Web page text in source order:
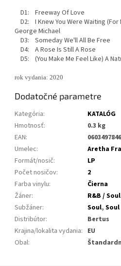
D1: Freeway Of Love
D2: I Knew You Were Waiting (For
George Michael
D3: Someday We'll All Be Free
D4: A Rose Is Still A Rose
D5: (You Make Me Feel Like) A
rok vydania: 2020
Dodatočné parametre
Kategória:
KATALÓG
Hmotnosť:
0.3 kg
EAN:
Umelec: Aretha
Formát/nosič:
LP
Počet nosičov:
2
Farba vinylu:
Čierna
Žáner:
R&B /
Subžáner: Soul, Soul
Distribútor:
Bertus
Krajina/lokalita vydania: EU
Obal: